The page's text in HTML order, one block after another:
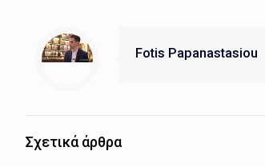
Fotis Papanastasiou
Σχετικά άρθρα